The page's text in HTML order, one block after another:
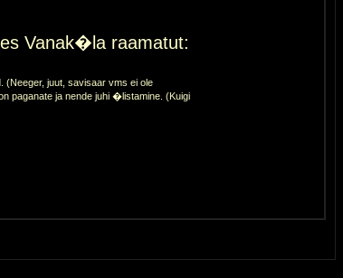
Vanak�la raamatut:
(Neeger, juut, savisaar vms ei ole
paganate ja nende juhi �listamine. (Kuigi